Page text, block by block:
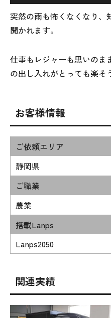
突然の雨も怖くなくなり、
聞かれます。
仕事もレジャーも思いのま
の出し入れがとっても楽そ
お客様情報
ご依頼エリア
静岡県
ご職業
農業
搭載Lanps
Lanps2050
関連実績